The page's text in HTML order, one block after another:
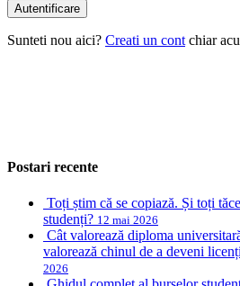
Sunteti nou aici? Creati un cont chiar
Postari recente
Toți știm că se copiază. Și toți
studenți? 12 mai 2026
Cât valorează diploma
valorează chinul de a deveni
2026